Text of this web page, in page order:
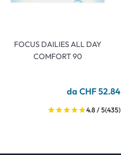
FOCUS DAILIES ALL DAY
COMFORT 90
da CHF 52.84
4.8 / 5(435)